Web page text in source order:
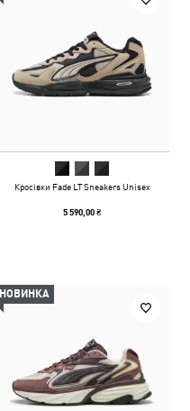
Кросівки Fade LT Sneakers Unisex
5 590,00 ₴
НОВИНКА